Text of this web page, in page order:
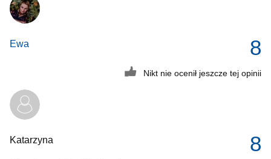
8
Ewa
Nikt nie ocenił jeszcze tej opinii
8
Katarzyna